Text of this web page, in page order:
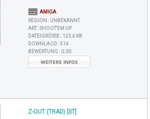
AMIGA
REGION : UNBEKANNT
ART :SHOOT'EM UP
DATEIGRÖSSE : 123,6 KB
DOWNLAOD :514
BEWERTUNG : 0.00
WEITERE INFOS
Z-OUT (TRAD) [ST]